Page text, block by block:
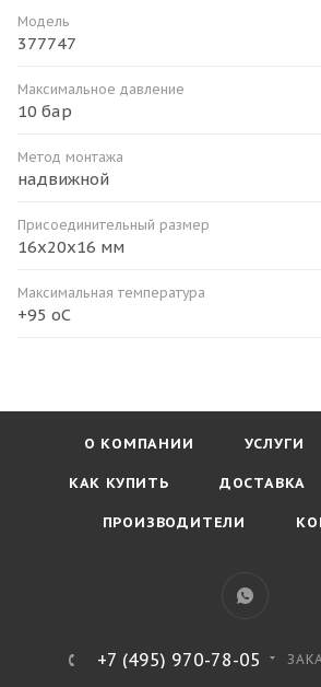
Модель
377747
Максимальное давление
10 бар
Метод монтажа
надвижной
Присоединительный размер
16х20х16 мм
Максимальная температура
+95 оС
О КОМПАНИИ УСЛУГИ
КАК КУПИТЬ ДОСТАВКА
ПРОИЗВОДИТЕЛИ
+7 (495) 970-78-05